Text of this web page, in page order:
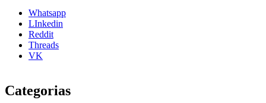
Whatsapp
LInkedin
Reddit
Threads
VK
Categorias